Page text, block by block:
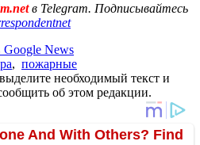
в Telegram. Подписывайтесь
Google News
, пожарные
необходимый текст и
об этом редакции.